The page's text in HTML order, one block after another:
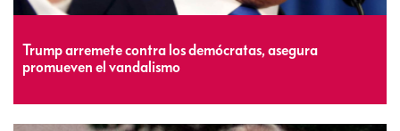
Trump arremete contra los demócratas, asegura
promueven el vandalismo